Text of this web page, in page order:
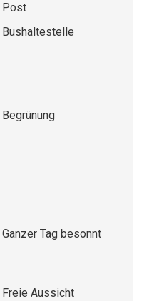
Post
Bushaltestelle
Begrünung
Ganzer Tag besonnt
Freie Aussicht